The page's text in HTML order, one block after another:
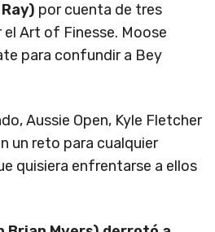
por cuenta de tres
Art of Finesse. Moose
para confundir a Bey
Aussie Open, Kyle Fletcher
un reto para cualquier
quisiera enfrentarse a ellos